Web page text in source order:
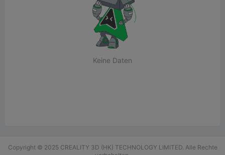
Keine Daten
Copyright © 2025 CREALITY 3D (HK) TECHNOLOGY LIMITED. Alle Rechte